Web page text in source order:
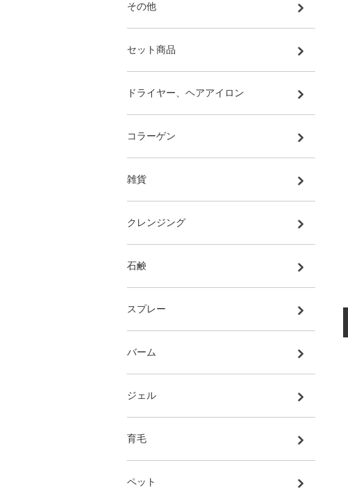
その他
セット商品
ドライヤー、ヘアアイロン
コラーゲン
雑貨
クレンジング
石鹸
スプレー
バーム
ジェル
育毛
ペット